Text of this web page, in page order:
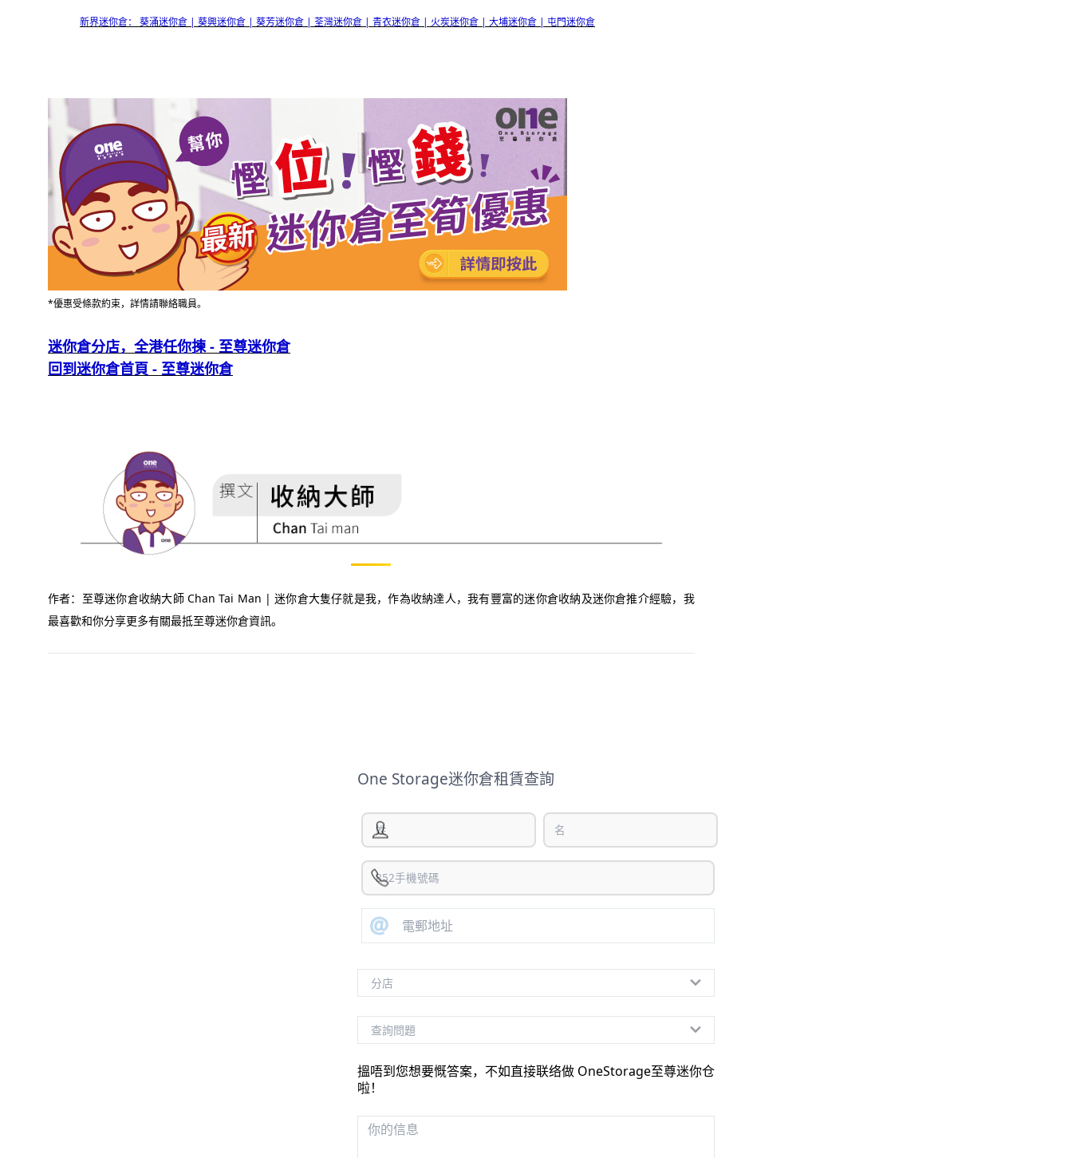
新界迷你倉： 葵涌迷你倉 | 葵興迷你倉 | 葵芳迷你倉 | 荃灣迷你倉 | 青衣迷你倉 | 火炭迷你倉 | 大埔迷你倉 | 屯門迷你倉
*優惠受條款約束，詳情請聯絡職員。
迷你倉分店，全港任你揀 - 至尊迷你倉
回到迷你倉首頁 - 至尊迷你倉
作者：至尊迷你倉收納大師 Chan Tai Man | 迷你倉大隻仔就是我，作為收納達人，我有豐富的迷你倉收納及迷你倉推介經驗，我
最喜歡和你分享更多有關最抵至尊迷你倉資訊。
One Storage迷你倉租賃查詢
搵唔到您想要慨答案，不如直接联络做 OneStorage至尊迷你仓
啦！